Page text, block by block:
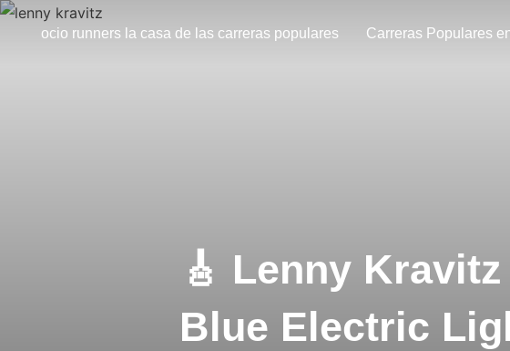
ocio runners la casa de las carreras populares Carreras Populares
🎸 Lenny
Blue Electric